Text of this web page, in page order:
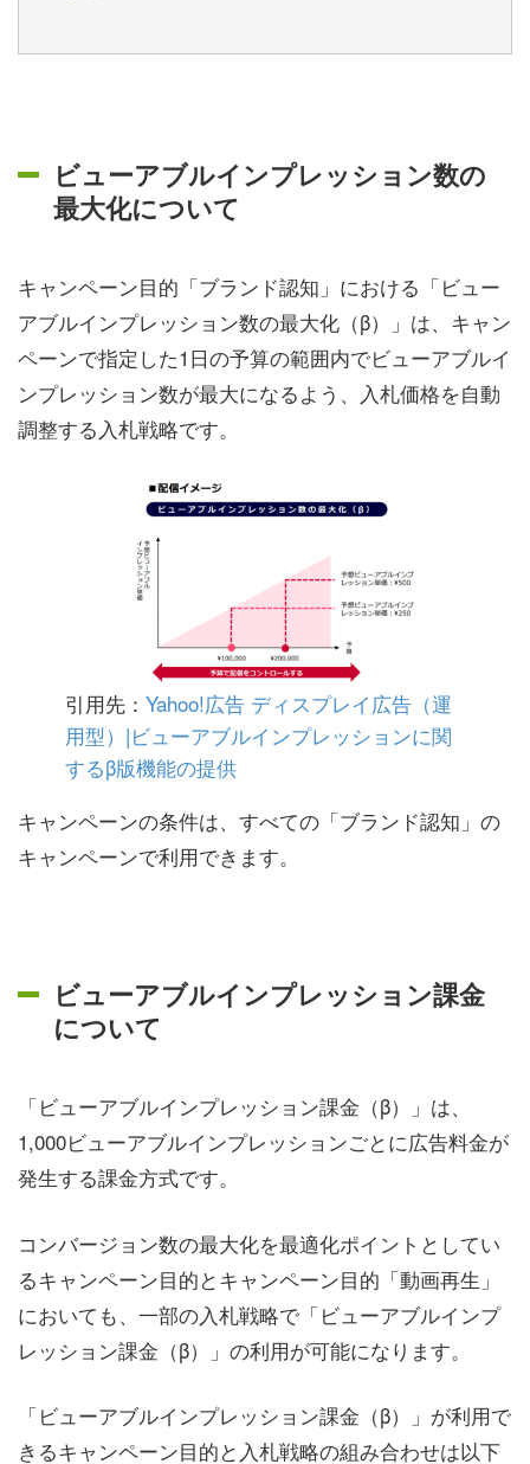
ビューアブルインプレッション数の
最大化について
キャンペーン目的「ブランド認知」における「ビュー
アブルインプレッション数の最大化（β）」は、キャン
ペーンで指定した1日の予算の範囲内でビューアブルイ
ンプレッション数が最大になるよう、入札価格を自動
調整する入札戦略です。
引用先： Yahoo!広告 ディスプレイ広告（運
用型）|ビューアブルインプレッションに関
するβ版機能の提供
キャンペーンの条件は、すべての「ブランド認知」の
キャンペーンで利用できます。
ビューアブルインプレッション課金
について
「ビューアブルインプレッション課金（β）」は、
1,000ビューアブルインプレッションごとに広告料金が
発生する課金方式です。
コンバージョン数の最大化を最適化ポイントとしてい
るキャンペーン目的とキャンペーン目的「動画再生」
においても、一部の入札戦略で「ビューアブルインプ
レッション課金（β）」の利用が可能になります。
「ビューアブルインプレッション課金（β）」が利用で
きるキャンペーン目的と入札戦略の組み合わせは以下